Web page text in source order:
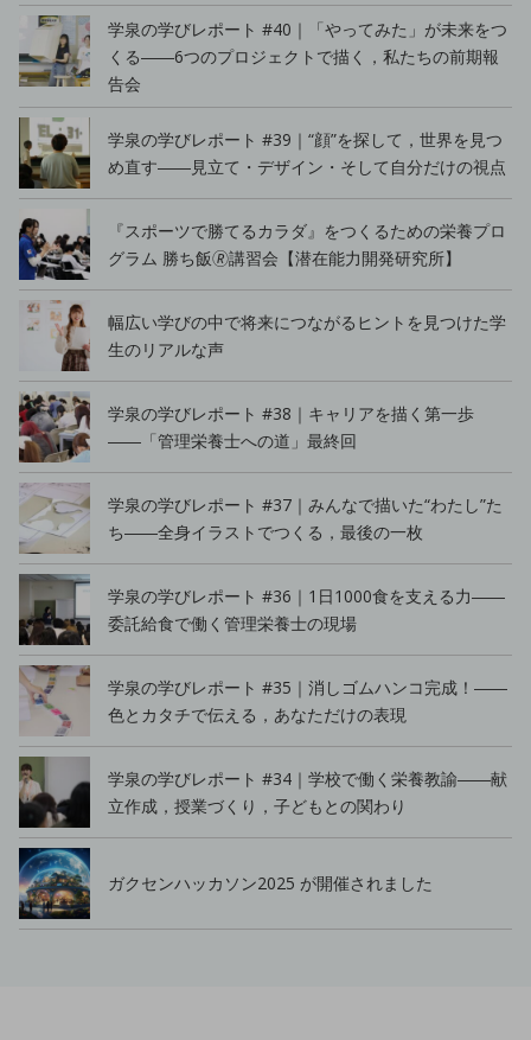
学泉の学びレポート #40｜「やってみた」が未来をつ
くる――6つのプロジェクトで描く，私たちの前期報
告会
学泉の学びレポート #39｜“顔”を探して，世界を見つ
め直す――見立て・デザイン・そして自分だけの視点
『スポーツで勝てるカラダ』をつくるための栄養プロ
グラム 勝ち飯🄬講習会【潜在能力開発研究所】
幅広い学びの中で将来につながるヒントを見つけた学
生のリアルな声
学泉の学びレポート #38｜キャリアを描く第一歩
――「管理栄養士への道」最終回
学泉の学びレポート #37｜みんなで描いた“わたし”た
ち――全身イラストでつくる，最後の一枚
学泉の学びレポート #36｜1日1000食を支える力――
委託給食で働く管理栄養士の現場
学泉の学びレポート #35｜消しゴムハンコ完成！――
色とカタチで伝える，あなただけの表現
学泉の学びレポート #34｜学校で働く栄養教諭――献
立作成，授業づくり，子どもとの関わり
ガクセンハッカソン2025 が開催されました